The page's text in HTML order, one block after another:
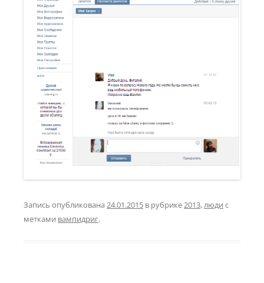
Запись опубликована 24.01.2015 в рубрике2013,люди с
метками вампидриг.